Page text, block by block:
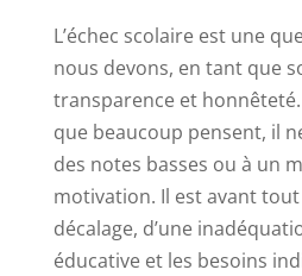
L’échec scolaire est une
nous devons, en tant que
transparence et
que beaucoup pensent, il
des notes basses ou à un
motivation. Il est avant tout
décalage, d’une
éducative et les besoins